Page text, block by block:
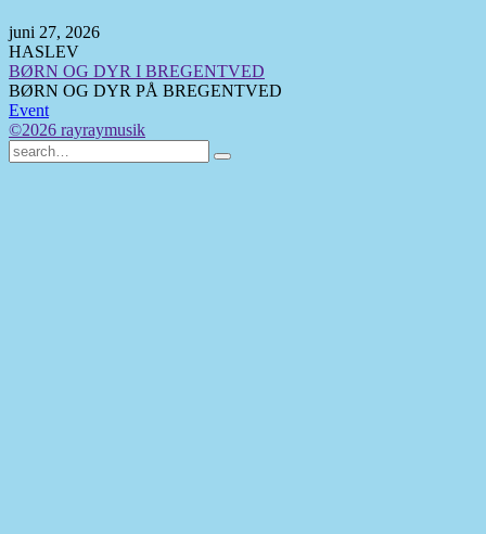
juni 27, 2026
HASLEV
BØRN OG DYR I BREGENTVED
BØRN OG DYR PÅ BREGENTVED
Event
©2026 rayraymusik